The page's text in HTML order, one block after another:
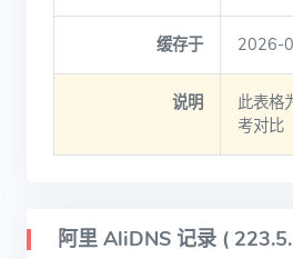
缓存于 2026-
说明
此表格
考对比
阿里 AliDNS 记录 (